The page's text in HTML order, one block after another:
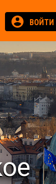
ВОЙТИ